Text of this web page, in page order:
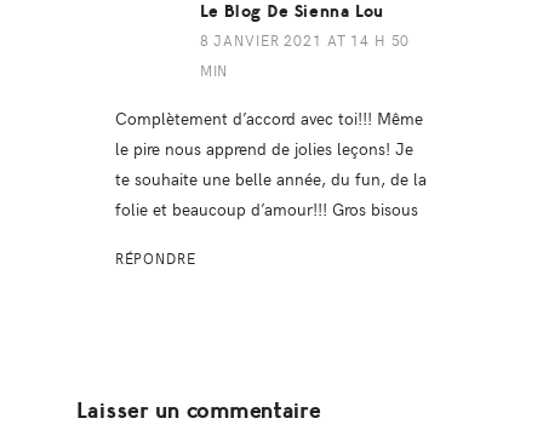
Le Blog De Sienna Lou
8 JANVIER 2021 AT 14 H 50
MIN
Complètement d’accord avec toi!!! Même
le pire nous apprend de jolies leçons! Je
te souhaite une belle année, du fun, de la
folie et beaucoup d’amour!!! Gros bisous
RÉPONDRE
Laisser un commentaire